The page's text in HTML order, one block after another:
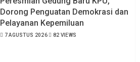
Dorong Penguatan Demokrasi dan
Pelayanan Kepemiluan
7 AGUSTUS 2026 82 VIEWS